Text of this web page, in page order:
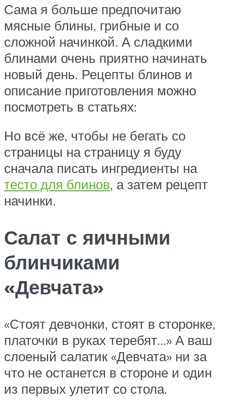
Сама я больше предпочитаю
мясные блины, грибные и со
сложной начинкой. А сладкими
блинами очень приятно начинать
новый день. Рецепты блинов и
описание приготовления можно
посмотреть в статьях:
Но всё же, чтобы не бегать со
страницы на страницу я буду
сначала писать ингредиенты на
тесто для блинов, а затем рецепт
начинки.
Салат с яичными
блинчиками
«Девчата»
«Стоят девчонки, стоят в сторонке,
платочки в руках теребят…» А ваш
слоеный салатик «Девчата» ни за
что не останется в стороне и один
из первых улетит со стола.